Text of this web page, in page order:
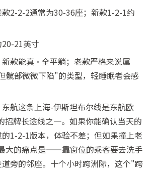
2-2-2通常为30-36座；新款1-2-1约
21英寸
款能真·全平躺；老款严格来说属
髋部微微下陷"的类型，轻睡眠者会感
航这条上海-伊斯坦布尔线是东航欧
招牌长途线之一。如果你能确认当天的
1-2-1版本，体验不差；但如果撞上老
大的痛点是——靠窗位的乘客要去洗手
旁的邻座。十个小时跨洲际，这个"跨